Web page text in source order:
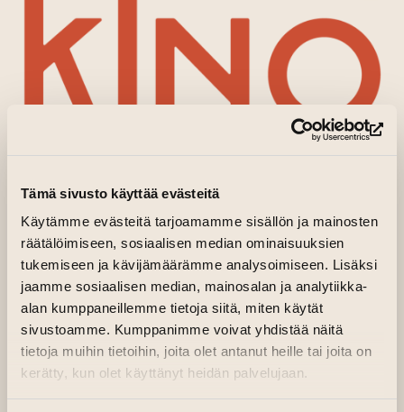
Tämä sivusto käyttää evästeitä
Käytämme evästeitä tarjoamamme sisällön ja mainosten
räätälöimiseen, sosiaalisen median ominaisuuksien
tukemiseen ja kävijämäärämme analysoimiseen. Lisäksi
jaamme sosiaalisen median, mainosalan ja analytiikka-
alan kumppaneillemme tietoja siitä, miten käytät
sivustoamme. Kumppanimme voivat yhdistää näitä
tietoja muihin tietoihin, joita olet antanut heille tai joita on
kerätty, kun olet käyttänyt heidän palvelujaan.
KINO KILTA/
FILMCENTRUM
SYDVÄSTRA
FINLAND